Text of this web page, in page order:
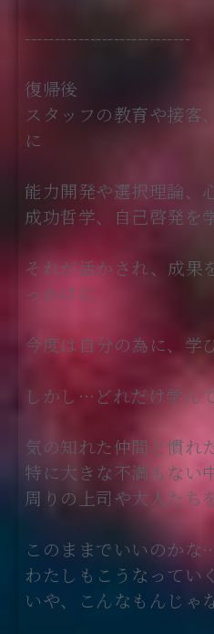
----------------------------
復帰後
スタッフの教育や接客
に
能力開発や選択理論、
成功哲学、自己啓発を
それが活かされ、成果
っかけに
今度は自分の為に、学
しかし…どれだけ学ん
気の知れた仲間と慣れ
特に大きな不満もない
周りの上司や大人たち
このままでいいのかな
わたしもこうなってい
いや、こんなもんじゃ